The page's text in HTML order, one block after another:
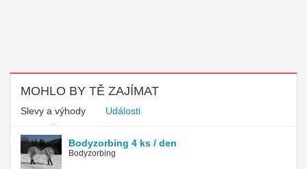
MOHLO BY TĚ ZAJÍMAT
Slevy a výhody Události
Bodyzorbing 4 ks / den
Bodyzorbing